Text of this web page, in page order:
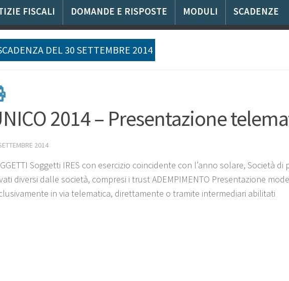
FISCALI DOMANDE E RISPOSTE MODULI SCADENZE
DEL 30 SETTEMBRE 2014
2014 – Presentazione
2014
Soggetti IRES con esercizio coincidente con l’anno solare, Società
diversi dalle società, compresi i trust ADEMPIMENTO Presentazione
in via telematica, direttamente o tramite intermediari abilitati